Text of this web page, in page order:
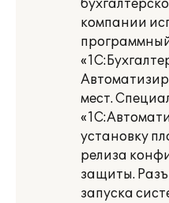
компании
мест.
установку
релиза
защиты.
запуска